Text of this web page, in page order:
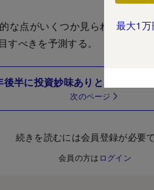
な点がいくつか見られる。次
べきを予測する。
半に投資妙味ありとみる「4つ
次のページ
続きを読むには会員登録が必要で
会員の方は ログイン
最大1万